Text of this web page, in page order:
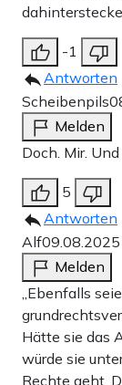
-1
Antworten
Scheibenpils
Melden
Doch. Mir. Und
5
Antworten
Alf
Melden
„Ebenfalls
Hätte sie das
würde sie
Rechte geht,